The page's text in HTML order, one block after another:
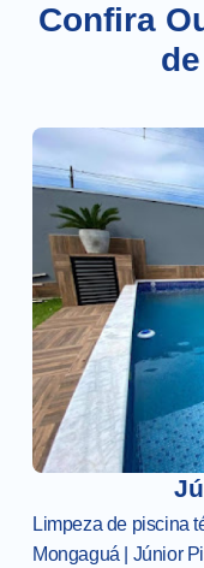
Confira
Limpeza de piscina
Mongaguá | Júnior